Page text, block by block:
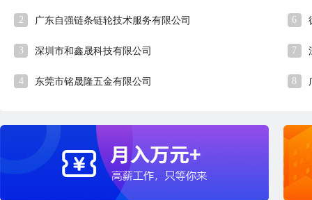
2 广东自强链条链轮技术服务有限公司
3 深圳市和鑫晟科技有限公司
4 东莞市铭晟隆五金有限公司
6
7
8